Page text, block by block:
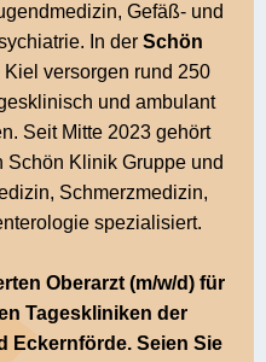
Gefäß- und
In der Schön
Kiel versorgen rund 250
und ambulant
Seit Mitte 2023 gehört
Klinik Gruppe und
Schmerzmedizin,
spezialisiert.
Oberarzt (m/w/d) für
Tageskliniken der
Eckernförde. Seien Sie